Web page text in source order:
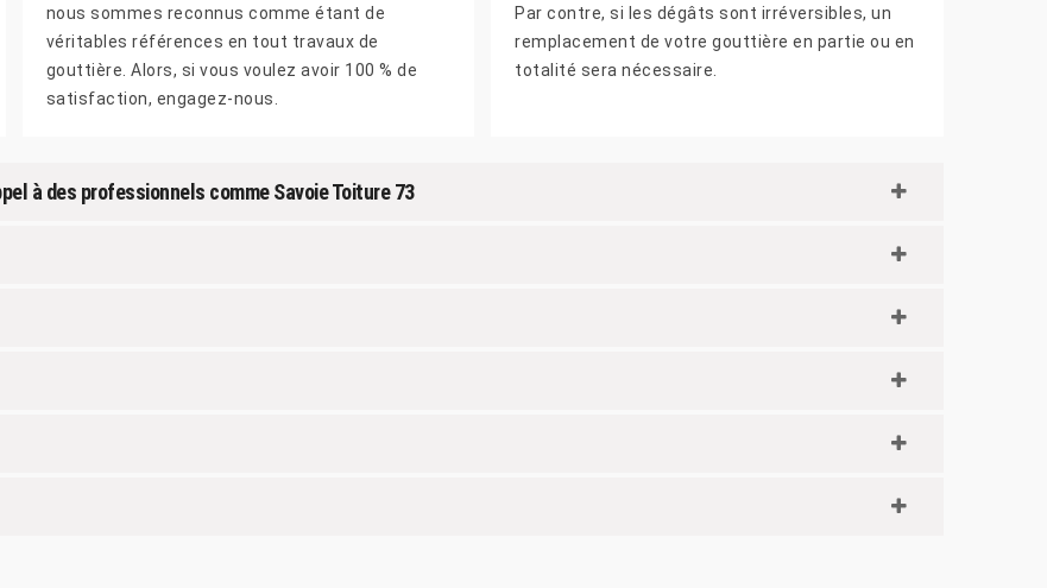
nous sommes reconnus comme étant de
véritables références en tout travaux de
gouttière. Alors, si vous voulez avoir 100 % de
satisfaction, engagez-nous.
Par contre, si les dégâts sont irréversibles, un
remplacement de votre gouttière en partie ou en
totalité sera nécessaire.
à des professionnels comme Savoie Toiture 73